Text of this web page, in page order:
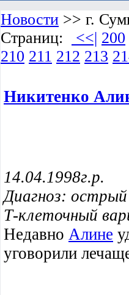
Новости >> г.
Страниц:
<<| 200
210 211 212 213
Никитенко
14.04.1998г.р.
Диагноз:
Т-клеточный
Недавно Алине
уговорили